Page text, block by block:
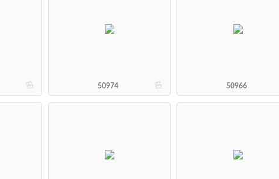
b b
50974 50966